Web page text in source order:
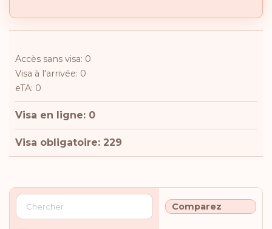
Accès sans visa: 0
Visa à l'arrivée: 0
eTA: 0
Visa en ligne: 0
Visa obligatoire: 229
Comparez